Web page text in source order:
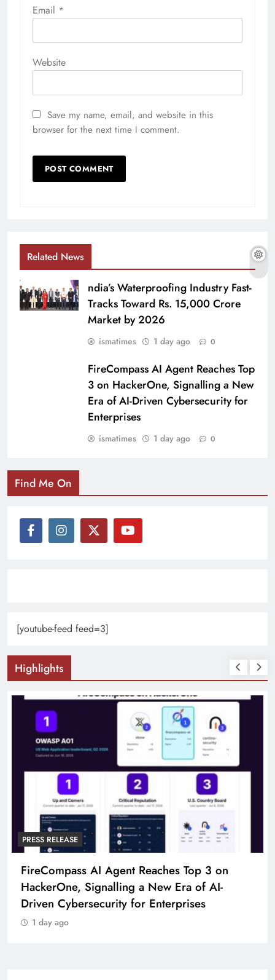
Email *
Website
Save my name, email, and website in this
browser for the next time I comment.
Related News
ndia’s Waterproofing Industry Fast-
Tracks Toward Rs. 15,000 Crore
Market by 2026
ismatimes 1 day ago 0
FireCompass AI Agent Reaches Top
3 on HackerOne, Signalling a New
Era of AI-Driven Cybersecurity for
Enterprises
ismatimes 1 day ago 0
Find Me On
[youtube-feed feed=3]
Highlights
PRESS RELEASE
FireCompass AI Agent Reaches Top 3 on
HackerOne, Signalling a New Era of AI-
Driven Cybersecurity for Enterprises
1 day ago